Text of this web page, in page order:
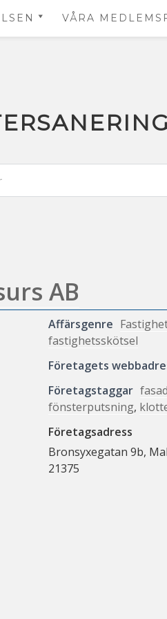
VÅRA
AB
Affärsgenre
fastighetsskötsel
Företagets
Företagstaggar
fönsterputsning,
Företagsadress
Bronsyxegatan 9b,
21375